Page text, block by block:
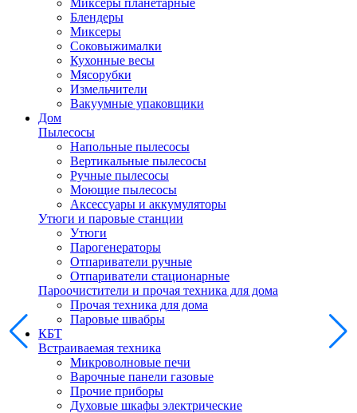
Миксеры планетарные
Блендеры
Миксеры
Соковыжималки
Кухонные весы
Мясорубки
Измельчители
Вакуумные упаковщики
Дом
Пылесосы
Напольные пылесосы
Вертикальные пылесосы
Ручные пылесосы
Моющие пылесосы
Аксессуары и аккумуляторы
Утюги и паровые станции
Утюги
Парогенераторы
Отпариватели ручные
Отпариватели стационарные
Пароочистители и прочая техника для дома
Прочая техника для дома
Паровые швабры
КБТ
Встраиваемая техника
Микроволновые печи
Варочные панели газовые
Прочие приборы
Духовые шкафы электрические